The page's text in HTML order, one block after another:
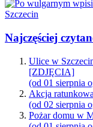
Najczęściej
Ulice w
[ZDJĘCIA]
(od 01 sierpnia
Akcja
(od 02 sierpnia
Pożar domu w